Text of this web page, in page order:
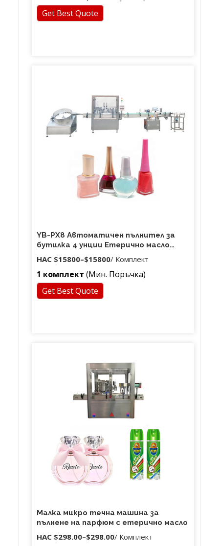
Get Best Quote
YB-PX8 Автоматичен пълнител за
бутилка 4 унции Етерично масло
ароматерапевтично масло Спрей
Mist Машина за пълнене на бутилка
за затваряне
НАС $15800–$15800/ Комплект
1 комплект (Мин. Поръчка)
Get Best Quote
Малка микро течна машина за
пълнене на парфюм с етерично масло
НАС $298.00–$298.00/ Комплект